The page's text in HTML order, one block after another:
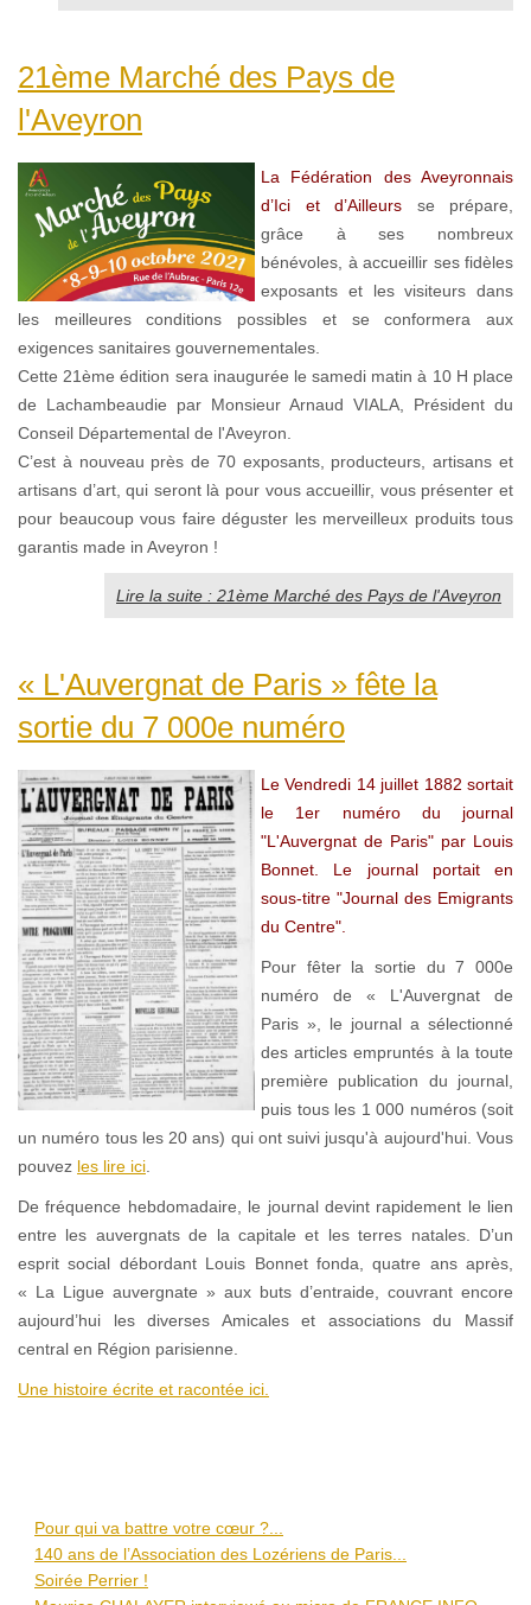
21ème Marché des Pays de
l'Aveyron
La Fédération des Aveyronnais
d’Ici et d’Ailleurs se prépare,
grâce à ses nombreux
bénévoles, à accueillir ses fidèles
exposants et les visiteurs dans
les meilleures conditions possibles et se conformera aux
exigences sanitaires gouvernementales.
Cette 21ème édition sera inaugurée le samedi matin à 10 H place
de Lachambeaudie par Monsieur Arnaud VIALA, Président du
Conseil Départemental de l'Aveyron.
C’est à nouveau près de 70 exposants, producteurs, artisans et
artisans d’art, qui seront là pour vous accueillir, vous présenter et
pour beaucoup vous faire déguster les merveilleux produits tous
garantis made in Aveyron !
Lire la suite : 21ème Marché des Pays de l'Aveyron
« L'Auvergnat de Paris » fête la
sortie du 7 000e numéro
Le Vendredi 14 juillet 1882 sortait
le
1er numéro du journal
"L'Auvergnat de Paris" par Louis
Bonnet. Le journal portait en
sous-titre "Journal des Emigrants
du Centre".
Pour fêter la sortie du 7 000e
numéro de « L'Auvergnat de
Paris », le journal a sélectionné
des articles empruntés à la toute
première publication du journal,
puis tous les 1 000 numéros (soit
un numéro tous les 20 ans) qui ont suivi jusqu'à aujourd'hui. Vous
pouvez les lire ici
De fréquence hebdomadaire, le journal devint rapidement le lien
entre les auvergnats de la capitale et les terres natales. D’un
esprit social débordant Louis Bonnet fonda, quatre ans après,
« La Ligue auvergnate » aux buts d’entraide, couvrant encore
aujourd’hui les diverses Amicales et associations du Massif
central en Région parisienne.
Une histoire écrite et racontée ici.
Pour qui va battre votre cœur ?...
140 ans de l’Association des Lozériens de Paris...
Soirée Perrier !